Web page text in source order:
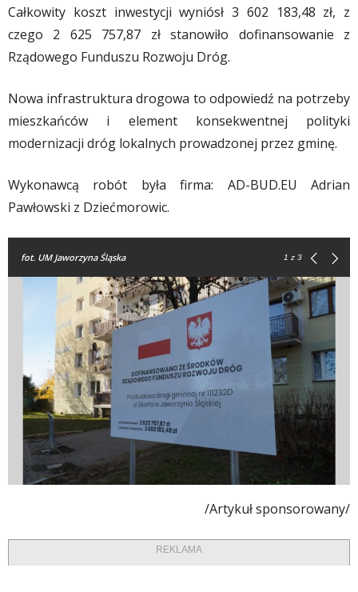
Całkowity koszt inwestycji wyniósł 3 602 183,48 zł, z
czego 2 625 757,87 zł stanowiło dofinansowanie z
Rządowego Funduszu Rozwoju Dróg.
Nowa infrastruktura drogowa to odpowiedź na potrzeby
mieszkańców i element konsekwentnej polityki
modernizacji dróg lokalnych prowadzonej przez gminę.
Wykonawcą robót była firma: AD-BUD.EU Adrian
Pawłowski z Dziećmorowic.
fot. UM Jaworzyna Śląska 1 z 3
/Artykuł sponsorowany/
REKLAMA